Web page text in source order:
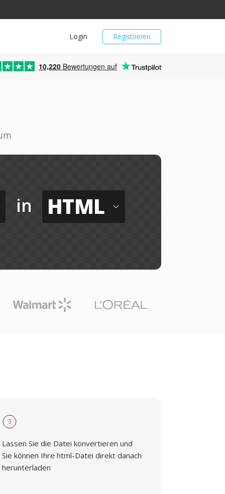
Registrieren
Login
10,220 Bewertungen auf
in HTML
3
Lassen Sie die Datei konvertieren und
Sie können Ihre html-Datei direkt danach
herunterladen